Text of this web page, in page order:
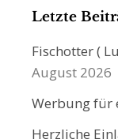
Letzte
Fischotter (
August 2026
Werbung für
Herzliche